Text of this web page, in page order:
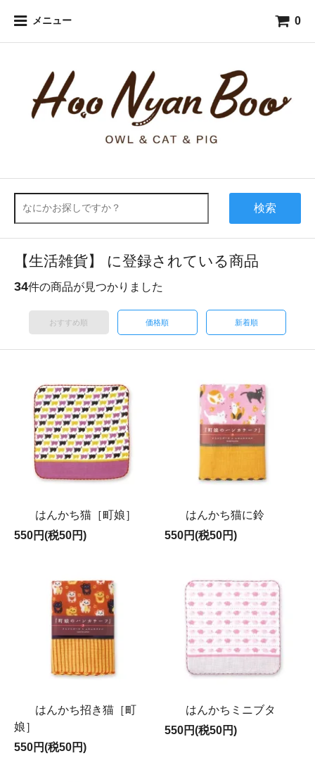
メニュー 0
検索
【生活雑貨】 に登録されている商品
34件の商品が見つかりました
おすすめ順 価格順 新着順
はんかち猫［町娘］
550円(税50円)
はんかち猫に鈴
550円(税50円)
はんかち招き猫［町
娘］
550円(税50円)
はんかちミニブタ
550円(税50円)